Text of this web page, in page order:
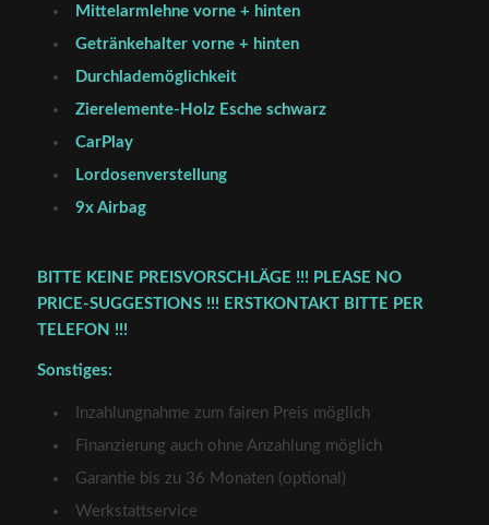
Mittelarmlehne vorne + hinten
Getränkehalter vorne + hinten
Durchlademöglichkeit
Zierelemente-Holz Esche schwarz
CarPlay
Lordosenverstellung
9x Airbag
BITTE KEINE PREISVORSCHLÄGE !!! PLEASE NO
PRICE-SUGGESTIONS !!! ERSTKONTAKT BITTE PER
TELEFON !!!
Sonstiges:
Inzahlungnahme zum fairen Preis möglich
Finanzierung auch ohne Anzahlung möglich
Garantie bis zu 36 Monaten (optional)
Werkstattservice